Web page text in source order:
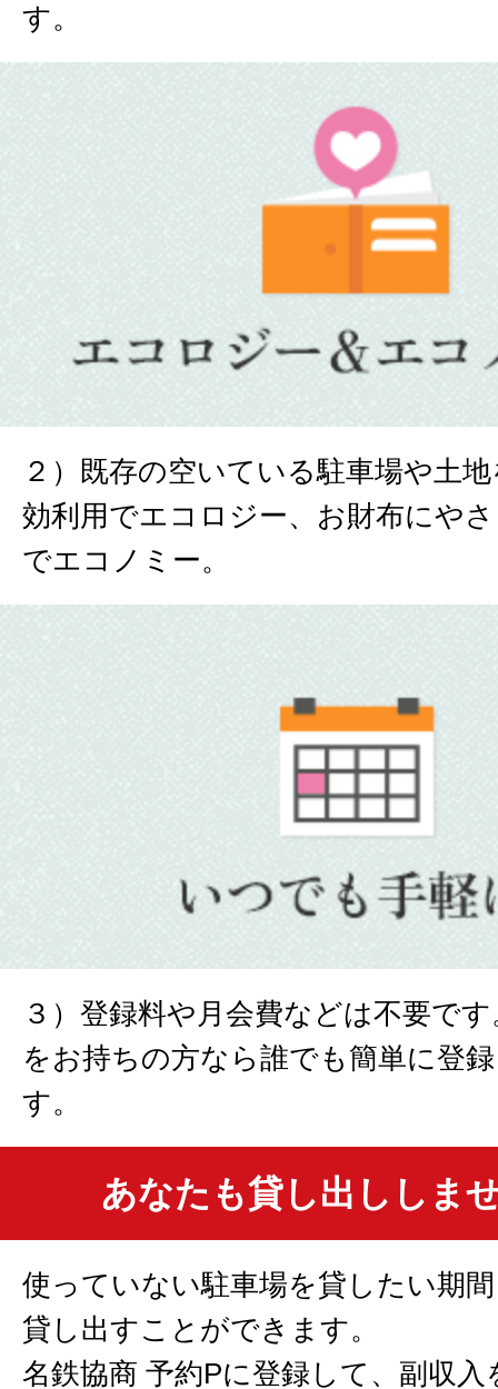
す。
２）既存の空いている駐車場や土
効利用でエコロジー、お財布にや
でエコノミー。
３）登録料や月会費などは不要で
をお持ちの方なら誰でも簡単に登
す。
あなたも貸し出ししま
使っていない駐車場を貸したい期
貸し出すことができます。
名鉄協商 予約Pに登録して、副収入